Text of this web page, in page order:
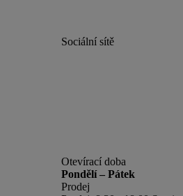
Sociální sítě
Otevírací doba
Pondělí – Pátek
Prodej